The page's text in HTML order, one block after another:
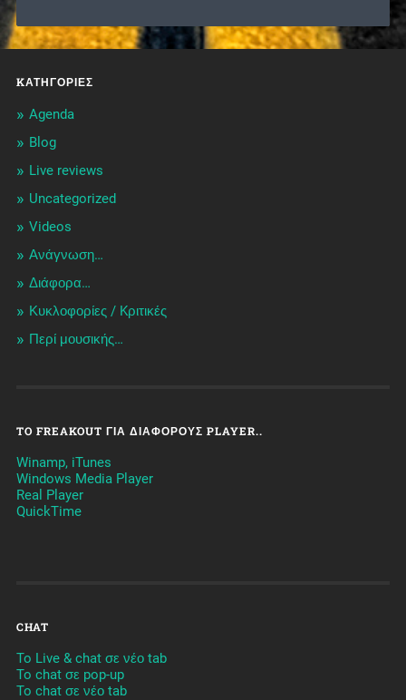
KΑΤΗΓΟΡΊΕΣ
Agenda
Blog
Live reviews
Uncategorized
Videos
Ανάγνωση…
Διάφορα…
Κυκλοφορίες / Kριτικές
Περί μουσικής…
TO FREAKOUT ΓΙΑ ΔΙΆΦΟΡΟΥΣ PLAYER..
Winamp, iTunes
Windows Media Player
Real Player
QuickTime
CHAT
To Live & chat σε νέο tab
To chat σε pop-up
To chat σε νέο tab